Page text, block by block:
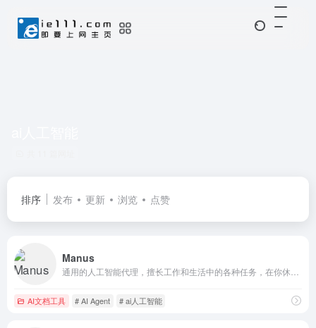
排序 发布 更新 浏览 点赞
Manus
AI文档工具 # AI Agent # ai人工智能